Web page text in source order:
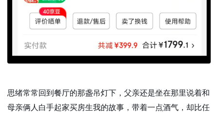
思绪常常回到餐厅的那盏吊灯下，父亲还是坐在那里说着和
母亲俩人白手起家买房生我的故事，带着一点酒气，却比任